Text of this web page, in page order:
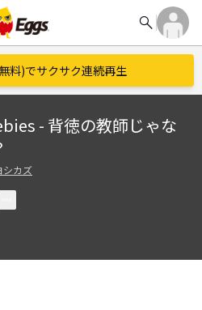
search
料)でサクサク連続再生
- 背徳の教師じゃな
シカズ